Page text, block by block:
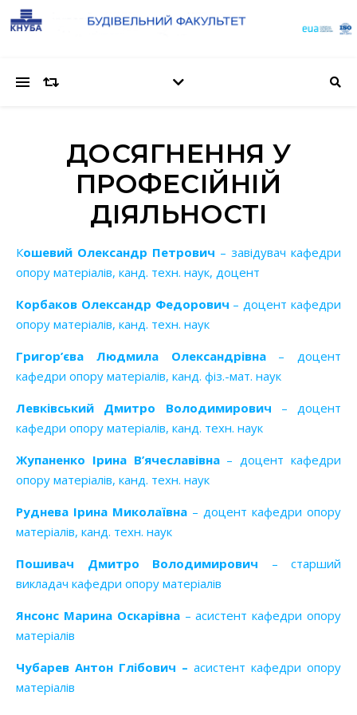
ДОСЯГНЕННЯ У
ПРОФЕСІЙНІЙ
ДІЯЛЬНОСТІ
Кошевий Олександр Петрович – завідувач кафедри
опору матеріалів, канд. техн. наук, доцент
Корбаков Олександр Федорович – доцент кафедри
опору матеріалів, канд. техн. наук
Григор’єва Людмила Олександрівна– доцент
кафедри опору матеріалів, канд. фіз.-мат. наук
Левківський Дмитро Володимирович – доцент
кафедри опору матеріалів, канд. техн. наук
Жупаненко Ірина В’ячеславівна– доцент кафедри
опору матеріалів, канд. техн. наук
Руднева Ірина Миколаївна – доцент кафедри опору
матеріалів, канд. техн. наук
Пошивач Дмитро Володимирович – старший
викладач кафедри опору матеріалів
Янсонс Марина Оскарівна– асистент кафедри опору
матеріалів
Чубарев Антон Глібович – асистент кафедри опору
матеріалів